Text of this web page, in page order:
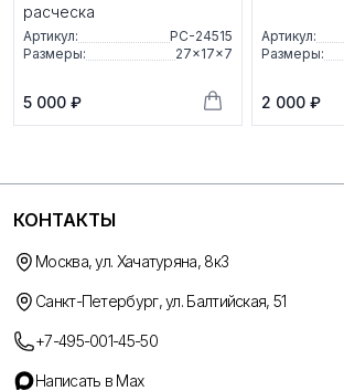
расческа
Артикул:
РС-24515
Размеры:
27×17×7
5 000 ₽
Артикул:
Размеры:
2 000 ₽
КОНТАКТЫ
Москва, ул. Хачатуряна, 8к3
Санкт-Петербург, ул. Балтийская, 51
+7-495-001-45-50
Написать в Max